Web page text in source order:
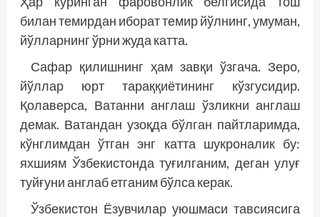
билан темирдан иборат темир йўлнинг, умуман,
йўлларнинг ўрни жуда катта.
Сафар қилишнинг ҳам завқи ўзгача. Зеро,
йўллар юрт тараққиётининг кўзгусидир.
Қолаверса, Ватанни англаш ўзликни англаш
демак. Ватандан узоқда бўлган пайтларимда,
кўнглимдан ўтган энг катта шукроналик бу:
яхшиям Ўзбекистонда туғилганим, деган улуғ
туйғуни англаб етганим бўлса керак.
Ўзбекистон Ёзувчилар уюшмаси тавсиясига